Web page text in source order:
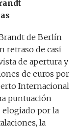
de Berlín
retraso de casi
de apertura y
de euros por
Internacional
puntuación
elogiado por la
la